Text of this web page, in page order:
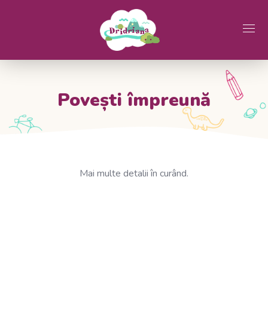
Povești împreună
Mai multe detalii în curând.